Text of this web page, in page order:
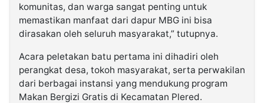
komunitas, dan warga sangat penting untuk
memastikan manfaat dari dapur MBG ini bisa
dirasakan oleh seluruh masyarakat,” tutupnya.
Acara peletakan batu pertama ini dihadiri oleh
perangkat desa, tokoh masyarakat, serta perwakilan
dari berbagai instansi yang mendukung program
Makan Bergizi Gratis di Kecamatan Plered.